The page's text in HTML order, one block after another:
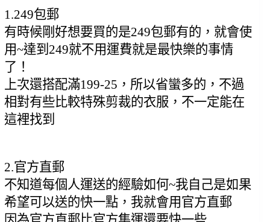
1.249包郵
有時候剛好想要買的是249包郵有的，就會使
用~達到249就不用運費就是最快樂的事情
了！
上次還搭配滿199-25，所以省蠻多的，不過
相對有些比較特殊剪裁的衣服，不一定能在
這裡找到
2.官方直郵
不知道每個人運送的經驗如何~我自己是如果
希望可以送的快一點，我就會用官方直郵